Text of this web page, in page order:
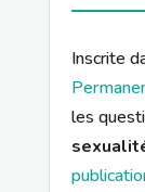
Inscrite
les